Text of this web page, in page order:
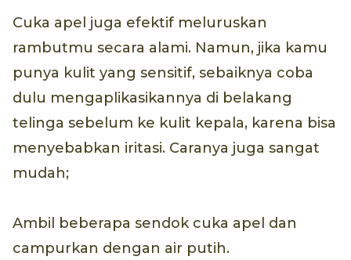
Cuka apel juga efektif meluruskan
rambutmu secara alami. Namun, jika kamu
punya kulit yang sensitif, sebaiknya coba
dulu mengaplikasikannya di belakang
telinga sebelum ke kulit kepala, karena bisa
menyebabkan iritasi. Caranya juga sangat
mudah;
Ambil beberapa sendok cuka apel dan
campurkan dengan air putih.